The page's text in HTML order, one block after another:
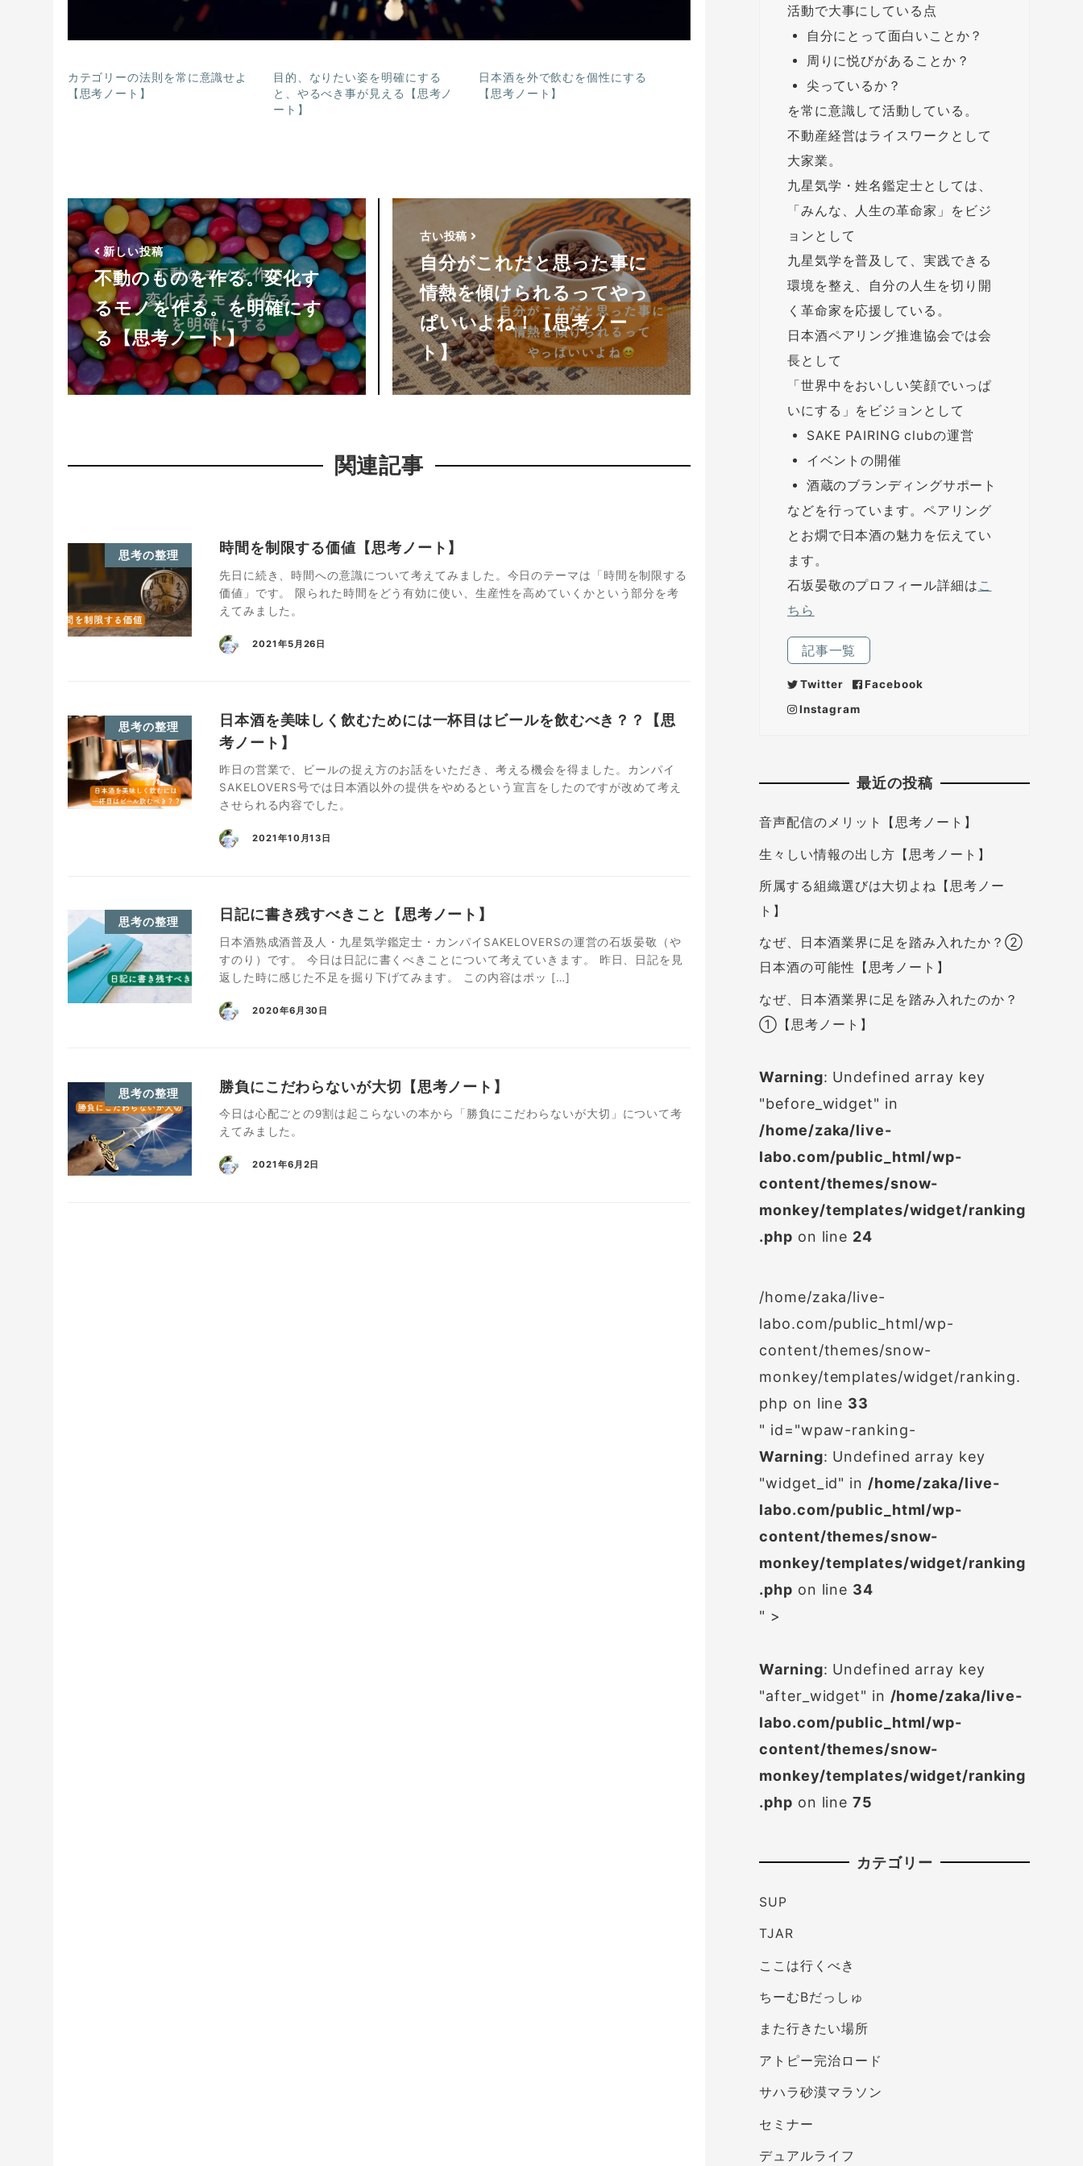
カテゴリーの法則を常に意識せよ
【思考ノート】
目的、なりたい姿を明確にする
と、やるべき事が見える【思考ノ
ート】
日本酒を外で飲むを個性にする
【思考ノート】
新しい投稿
不動のものを作る。変化す
るモノを作る。を明確にす
る【思考ノート】
古い投稿
自分がこれだと思った事に
情熱を傾けられるってやっ
ぱいいよね！【思考ノー
ト】
関連記事
思考の整理 時間を制限する価値【思考ノート】
先日に続き、時間への意識について考えてみました。今日のテーマは「時間を制限する
価値」です。 限られた時間をどう有効に使い、生産性を高めていくかという部分を考
えてみました。
2021年5月26日
思考の整理
日本酒を美味しく飲むためには一杯目はビールを飲むべき？？【思
考ノート】
昨日の営業で、ビールの捉え方のお話をいただき、考える機会を得ました。カンパイ
SAKELOVERS号では日本酒以外の提供をやめるという宣言をしたのですが改めて考え
させられる内容でした。
2021年10月13日
思考の整理 日記に書き残すべきこと【思考ノート】
日本酒熟成酒普及人・九星気学鑑定士・カンパイSAKELOVERSの運営の石坂晏敬（や
すのり）です。 今日は日記に書くべきことについて考えていきます。 昨日、日記を見
返した時に感じた不足を掘り下げてみます。 この内容はポッ […]
2020年6月30日
思考の整理 勝負にこだわらないが大切【思考ノート】
今日は心配ごとの9割は起こらないの本から「勝負にこだわらないが大切」について考
えてみました。
2021年6月2日
活動で大事にしている点
自分にとって面白いことか？
周りに悦びがあることか？
尖っているか？
を常に意識して活動している。
不動産経営はライスワークとして
大家業。
九星気学・姓名鑑定士としては、
「みんな、人生の革命家」をビジ
ョンとして
九星気学を普及して、実践できる
環境を整え、自分の人生を切り開
く革命家を応援している。
日本酒ペアリング推進協会では会
長として
「世界中をおいしい笑顔でいっぱ
いにする」をビジョンとして
SAKE PAIRING clubの運営
イベントの開催
酒蔵のブランディングサポート
などを行っています。ペアリング
とお燗で日本酒の魅力を伝えてい
ます。
石坂晏敬のプロフィール詳細は こ
ちら
記事一覧
Twitter
Facebook
Instagram
最近の投稿
音声配信のメリット【思考ノート】
生々しい情報の出し方【思考ノート】
所属する組織選びは大切よね【思考ノー
ト】
なぜ、日本酒業界に足を踏み入れたか？②
日本酒の可能性【思考ノート】
なぜ、日本酒業界に足を踏み入れたのか？
①【思考ノート】
Warning: Undefined array key
"before_widget" in
/home/zaka/live-
labo.com/public_html/wp-
content/themes/snow-
monkey/templates/widget/ranking
.php on line 24
/home/zaka/live-
labo.com/public_html/wp-
content/themes/snow-
monkey/templates/widget/ranking.
php on line 33
" id="wpaw-ranking-
Warning: Undefined array key
"widget_id" in /home/zaka/live-
labo.com/public_html/wp-
content/themes/snow-
monkey/templates/widget/ranking
.php on line 34
" >
Warning: Undefined array key
"after_widget" in /home/zaka/live-
labo.com/public_html/wp-
content/themes/snow-
monkey/templates/widget/ranking
.php on line75
カテゴリー
SUP
TJAR
ここは行くべき
ちーむBだっしゅ
また行きたい場所
アトピー完治ロード
サハラ砂漠マラソン
セミナー
デュアルライフ